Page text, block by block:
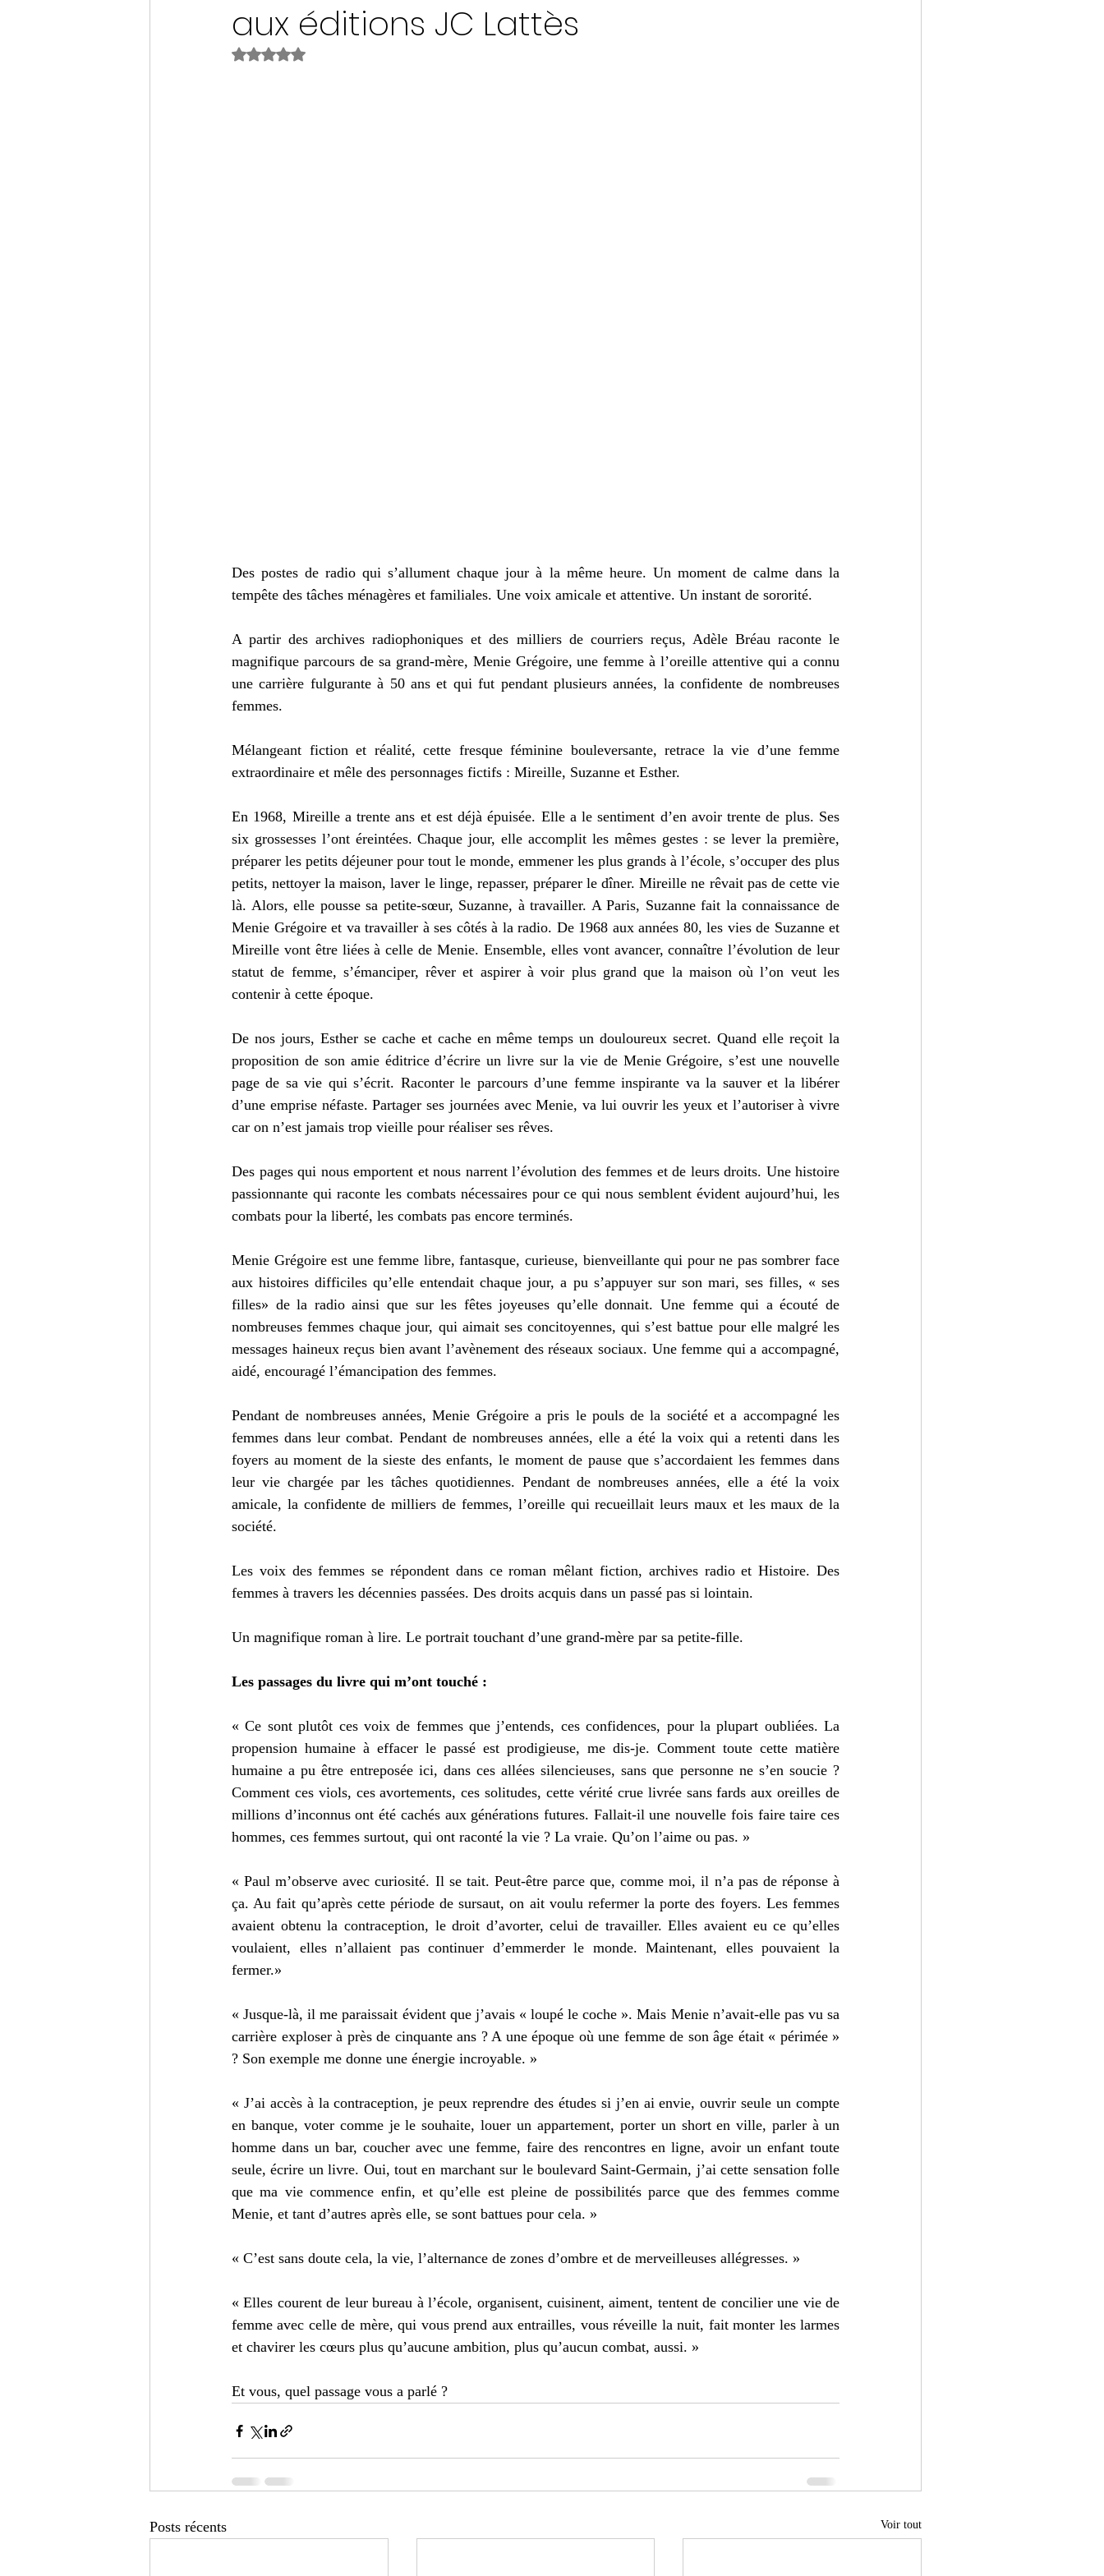
aux éditions JC Lattès
Noté NaN étoiles sur 5.
Des postes de radio qui s’allument chaque jour à la même heure. Un moment de calme dans la
tempête des tâches ménagères et familiales. Une voix amicale et attentive. Un instant de sororité.
A partir des archives radiophoniques et des milliers de courriers reçus, Adèle Bréau raconte le
magnifique parcours de sa grand-mère, Menie Grégoire, une femme à l’oreille attentive qui a connu
une carrière fulgurante à 50 ans et qui fut pendant plusieurs années, la confidente de nombreuses
femmes.
Mélangeant fiction et réalité, cette fresque féminine bouleversante, retrace la vie d’une femme
extraordinaire et mêle des personnages fictifs : Mireille, Suzanne et Esther.
En 1968, Mireille a trente ans et est déjà épuisée. Elle a le sentiment d’en avoir trente de plus. Ses
six grossesses l’ont éreintées. Chaque jour, elle accomplit les mêmes gestes : se lever la première,
préparer les petits déjeuner pour tout le monde, emmener les plus grands à l’école, s’occuper des plus
petits, nettoyer la maison, laver le linge, repasser, préparer le dîner. Mireille ne rêvait pas de cette vie
là. Alors, elle pousse sa petite-sœur, Suzanne, à travailler. A Paris, Suzanne fait la connaissance de
Menie Grégoire et va travailler à ses côtés à la radio. De 1968 aux années 80, les vies de Suzanne et
Mireille vont être liées à celle de Menie. Ensemble, elles vont avancer, connaître l’évolution de leur
statut de femme, s’émanciper, rêver et aspirer à voir plus grand que la maison où l’on veut les
contenir à cette époque.
De nos jours, Esther se cache et cache en même temps un douloureux secret. Quand elle reçoit la
proposition de son amie éditrice d’écrire un livre sur la vie de Menie Grégoire, s’est une nouvelle
page de sa vie qui s’écrit. Raconter le parcours d’une femme inspirante va la sauver et la libérer
d’une emprise néfaste. Partager ses journées avec Menie, va lui ouvrir les yeux et l’autoriser à vivre
car on n’est jamais trop vieille pour réaliser ses rêves.
Des pages qui nous emportent et nous narrent l’évolution des femmes et de leurs droits. Une histoire
passionnante qui raconte les combats nécessaires pour ce qui nous semblent évident aujourd’hui, les
combats pour la liberté, les combats pas encore terminés.
Menie Grégoire est une femme libre, fantasque, curieuse, bienveillante qui pour ne pas sombrer face
aux histoires difficiles qu’elle entendait chaque jour, a pu s’appuyer sur son mari, ses filles, « ses
filles» de la radio ainsi que sur les fêtes joyeuses qu’elle donnait. Une femme qui a écouté de
nombreuses femmes chaque jour, qui aimait ses concitoyennes, qui s’est battue pour elle malgré les
messages haineux reçus bien avant l’avènement des réseaux sociaux. Une femme qui a accompagné,
aidé, encouragé l’émancipation des femmes.
Pendant de nombreuses années, Menie Grégoire a pris le pouls de la société et a accompagné les
femmes dans leur combat. Pendant de nombreuses années, elle a été la voix qui a retenti dans les
foyers au moment de la sieste des enfants, le moment de pause que s’accordaient les femmes dans
leur vie chargée par les tâches quotidiennes. Pendant de nombreuses années, elle a été la voix
amicale, la confidente de milliers de femmes, l’oreille qui recueillait leurs maux et les maux de la
société.
Les voix des femmes se répondent dans ce roman mêlant fiction, archives radio et Histoire. Des
femmes à travers les décennies passées. Des droits acquis dans un passé pas si lointain.
Un magnifique roman à lire. Le portrait touchant d’une grand-mère par sa petite-fille.
Les passages du livre qui m’ont touché :
« Ce sont plutôt ces voix de femmes que j’entends, ces confidences, pour la plupart oubliées. La
propension humaine à effacer le passé est prodigieuse, me dis-je. Comment toute cette matière
humaine a pu être entreposée ici, dans ces allées silencieuses, sans que personne ne s’en soucie ?
Comment ces viols, ces avortements, ces solitudes, cette vérité crue livrée sans fards aux oreilles de
millions d’inconnus ont été cachés aux générations futures. Fallait-il une nouvelle fois faire taire ces
hommes, ces femmes surtout, qui ont raconté la vie ? La vraie. Qu’on l’aime ou pas. »
« Paul m’observe avec curiosité. Il se tait. Peut-être parce que, comme moi, il n’a pas de réponse à
ça. Au fait qu’après cette période de sursaut, on ait voulu refermer la porte des foyers. Les femmes
avaient obtenu la contraception, le droit d’avorter, celui de travailler. Elles avaient eu ce qu’elles
voulaient, elles n’allaient pas continuer d’emmerder le monde. Maintenant, elles pouvaient la
fermer.»
« Jusque-là, il me paraissait évident que j’avais « loupé le coche ». Mais Menie n’avait-elle pas vu sa
carrière exploser à près de cinquante ans ? A une époque où une femme de son âge était « périmée »
? Son exemple me donne une énergie incroyable. »
« J’ai accès à la contraception, je peux reprendre des études si j’en ai envie, ouvrir seule un compte
en banque, voter comme je le souhaite, louer un appartement, porter un short en ville, parler à un
homme dans un bar, coucher avec une femme, faire des rencontres en ligne, avoir un enfant toute
seule, écrire un livre. Oui, tout en marchant sur le boulevard Saint-Germain, j’ai cette sensation folle
que ma vie commence enfin, et qu’elle est pleine de possibilités parce que des femmes comme
Menie, et tant d’autres après elle, se sont battues pour cela. »
« C’est sans doute cela, la vie, l’alternance de zones d’ombre et de merveilleuses allégresses. »
« Elles courent de leur bureau à l’école, organisent, cuisinent, aiment, tentent de concilier une vie de
femme avec celle de mère, qui vous prend aux entrailles, vous réveille la nuit, fait monter les larmes
et chavirer les cœurs plus qu’aucune ambition, plus qu’aucun combat, aussi. »
Et vous, quel passage vous a parlé ?
Posts récents Voir tout